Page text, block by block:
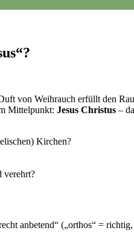
von Weihrauch erfüllt den
Mittelpunkt: Jesus Christus –
Kirchen?
verehrt?
anbetend“ („orthos“ =